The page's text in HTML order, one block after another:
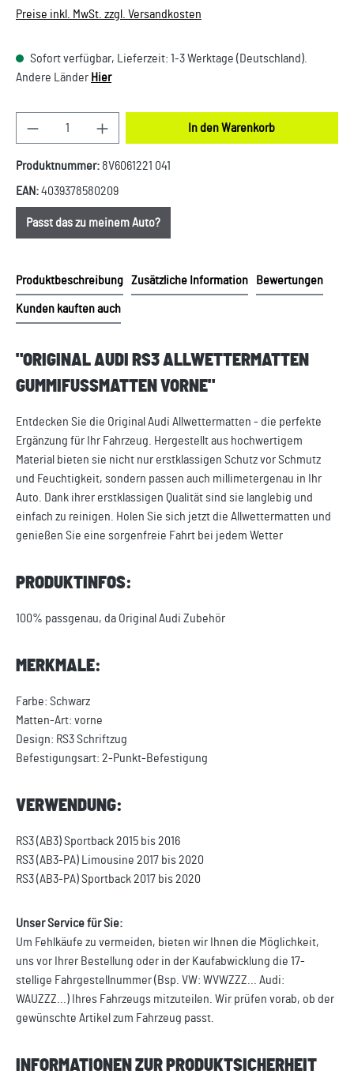
Preise inkl. MwSt. zzgl. Versandkosten
Sofort verfügbar, Lieferzeit: 1-3 Werktage (Deutschland).
Andere Länder Hier
Produkt Anzahl: Gib den gewünschten Wert ein
In den Warenkorb
Produktnummer: 8V6061221 041
EAN:4039378580209
Passt das zu meinem Auto?
Produktbeschreibung Zusätzliche Information Bewertungen
Kunden kauften auch
"ORIGINAL AUDI RS3 ALLWETTERMATTEN
GUMMIFUSSMATTEN VORNE"
Entdecken Sie die Original Audi Allwettermatten - die perfekte
Ergänzung für Ihr Fahrzeug. Hergestellt aus hochwertigem
Material bieten sie nicht nur erstklassigen Schutz vor Schmutz
und Feuchtigkeit, sondern passen auch millimetergenau in Ihr
Auto. Dank ihrer erstklassigen Qualität sind sie langlebig und
einfach zu reinigen. Holen Sie sich jetzt die Allwettermatten und
genießen Sie eine sorgenfreie Fahrt bei jedem Wetter
PRODUKTINFOS:
100% passgenau, da Original Audi Zubehör
MERKMALE:
Farbe: Schwarz
Matten-Art: vorne
Design: RS3 Schriftzug
Befestigungsart: 2-Punkt-Befestigung
VERWENDUNG:
RS3 (AB3) Sportback 2015 bis 2016
RS3 (AB3-PA) Limousine 2017 bis 2020
RS3 (AB3-PA) Sportback 2017 bis 2020
Unser Service für Sie:
Um Fehlkäufe zu vermeiden, bieten wir Ihnen die Möglichkeit,
uns vor Ihrer Bestellung oder in der Kaufabwicklung die 17-
stellige Fahrgestellnummer (Bsp. VW: WVWZZZ... Audi:
WAUZZZ...) Ihres Fahrzeugs mitzuteilen. Wir prüfen vorab, ob der
gewünschte Artikel zum Fahrzeug passt.
INFORMATIONEN ZUR PRODUKTSICHERHEIT